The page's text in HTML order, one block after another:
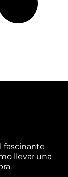
fascinante
llevar una